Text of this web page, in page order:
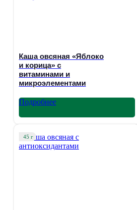
Каша овсяная «Яблоко
и корица» с
витаминами и
микроэлементами
Подробнее
45 г